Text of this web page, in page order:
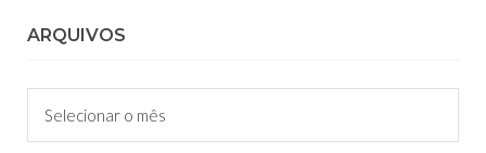
ARQUIVOS
Arquivos